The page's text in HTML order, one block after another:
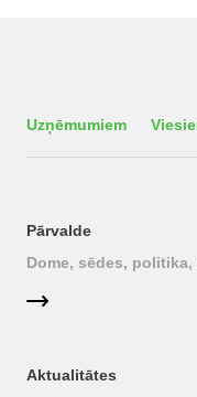
Uzņēmumiem
Pārvalde
Dome, sēdes,
Aktualitātes